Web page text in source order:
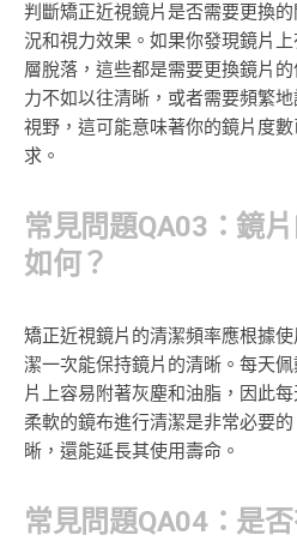
判斷矯正近視鏡片是否需要更換
況和視力效果。如果你發現鏡片
層脫落，這些都是需要更換鏡片
力不如以往清晰，或者需要頻繁
視野，這可能意味著你的鏡片度
求。
常見問題QA03：鏡
如何？
矯正近視鏡片的清潔頻率應根據
潔一次能保持鏡片的清晰。每天
片上容易附著灰塵和油脂，因此
柔軟的鏡布進行清潔是非常必要
晰，還能延長其使用壽命。
常見問題QA04：是